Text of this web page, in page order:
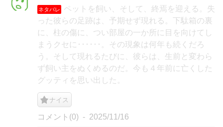
ネタバレ
ペットを飼い、そして、終焉を迎える。失
った彼らの足跡は、予期せず現れる。下駄箱の裏
に、柱の傷に、つい部屋の一か所に目を向けてし
まうクセに･･････。その現象は何年も続くだろ
う。そして現れるたびに、彼らは、生前と変わら
ず飼い主をぬくめるのだ。今も４年前に亡くした
グッティを思い出した。
ナイス
コメント(0) 2025/11/16